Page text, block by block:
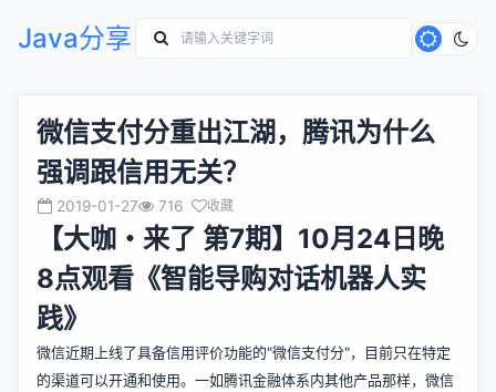
Java分享
微信支付分重出江湖，腾讯为什么
强调跟信用无关？
2019-01-27 716 收藏
【大咖・来了 第7期】10月24日晚
8点观看《智能导购对话机器人实
践》
微信近期上线了具备信用评价功能的"微信支付分"，目前只在特定
的渠道可以开通和使用。一如腾讯金融体系内其他产品那样，微信